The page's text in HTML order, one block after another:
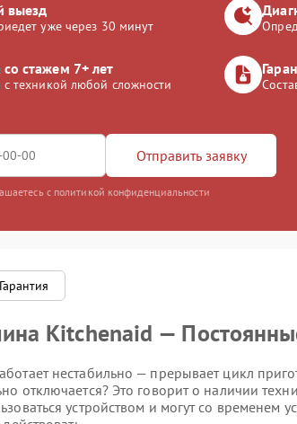
выезд
уже через 30 минут
стажем 7+ лет
с техникой любой сложности
Отправить заявку
с политикой конфиденциальности
Гарантия
Kitchenaid —
нестабильно — прерывает цикл
отключается? Это говорит о наличии
устройством и могут со временем